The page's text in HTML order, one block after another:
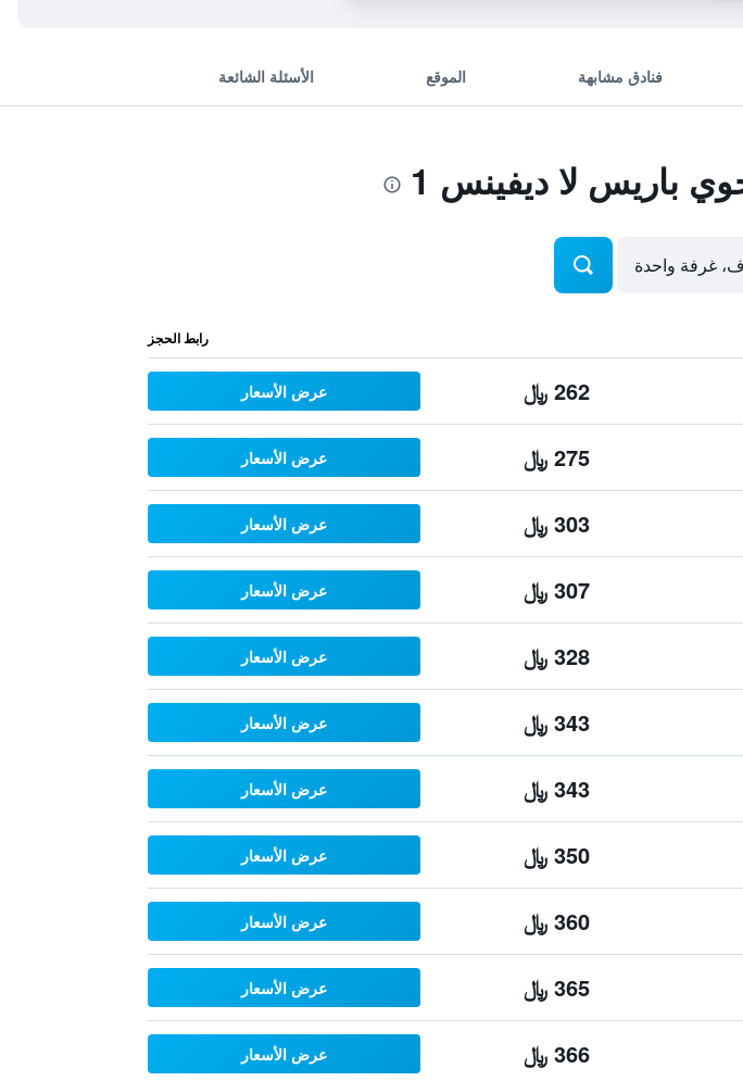
فنادق مشابهة الموقع الأسئلة الشائعة
باريس لا ديفينس 1
رابط الحجز
262 ﷼ عرض الأسعار
275 ﷼ عرض الأسعار
303 ﷼ عرض الأسعار
307 ﷼ عرض الأسعار
328 ﷼ عرض الأسعار
343 ﷼ عرض الأسعار
343 ﷼ عرض الأسعار
350 ﷼ عرض الأسعار
360 ﷼ عرض الأسعار
365 ﷼ عرض الأسعار
366 ﷼ عرض الأسعار